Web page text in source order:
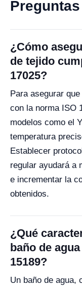
¿Cómo
de tejido
17025?
Para asegurar
con la norma ISO
modelos como el
temperatura
Establecer
regular ayudará a
e incrementar la
obtenidos.
¿Qué
baño de
15189?
Un baño de agua,